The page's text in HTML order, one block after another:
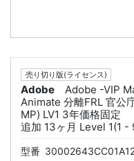
売り切り版(ライセンス)
Adobe
Adobe -VIP
Animate 分離FRL 官公
MP) LV1 3年価格固定
追加 13ヶ月 Level 1(1 -
型番